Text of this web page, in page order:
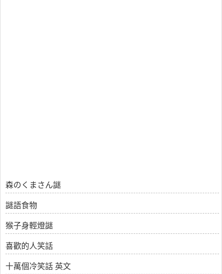
森のくまさん謎
謎語食物
猴子身輕燈謎
喜歡的人笑話
十萬個冷笑話 英文